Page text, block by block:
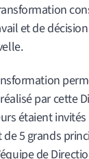
et de
par cette
étaient
5 grands
de